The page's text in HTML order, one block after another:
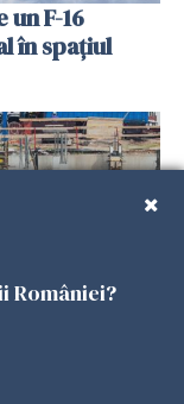
F-16
în spațiul
României?